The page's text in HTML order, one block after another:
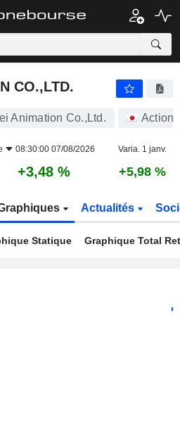
CO.,LTD.
Animation Co.,Ltd. Actions
08:30:00 07/08/2026 Varia. 1 janv.
+3,48 % +5,98 %
Actualités
Statique Graphique Total